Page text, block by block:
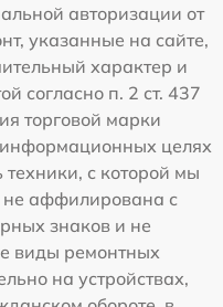
авторизации от
указанные на сайте,
характер и
согласно п. 2 ст. 437
торговой марки
целях
с которой мы
аффилирована с
знаков и не
виды ремонтных
на устройствах,